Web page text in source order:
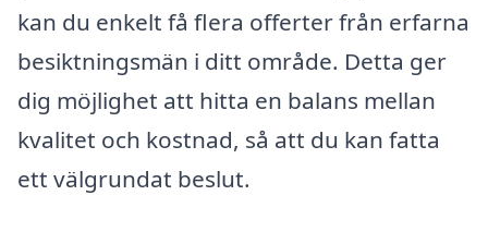
kan du enkelt få flera offerter från erfarna
besiktningsmän i ditt område. Detta ger
dig möjlighet att hitta en balans mellan
kvalitet och kostnad, så att du kan fatta
ett välgrundat beslut.